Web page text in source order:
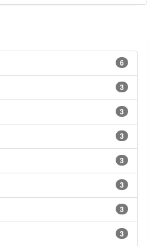
6
3
3
3
3
3
3
3